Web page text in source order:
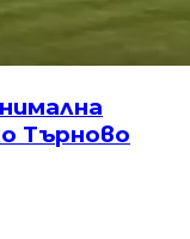
Търново